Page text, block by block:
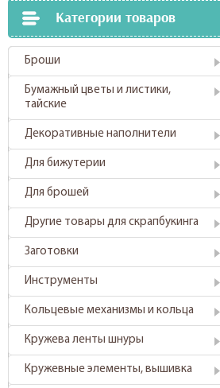
Категории товаров
Броши
Бумажный цветы и листики,
тайские
Декоративные наполнители
Для бижутерии
Для брошей
Другие товары для скрапбукинга
Заготовки
Инструменты
Кольцевые механизмы и кольца
Кружева ленты шнуры
Кружевные элементы, вышивка